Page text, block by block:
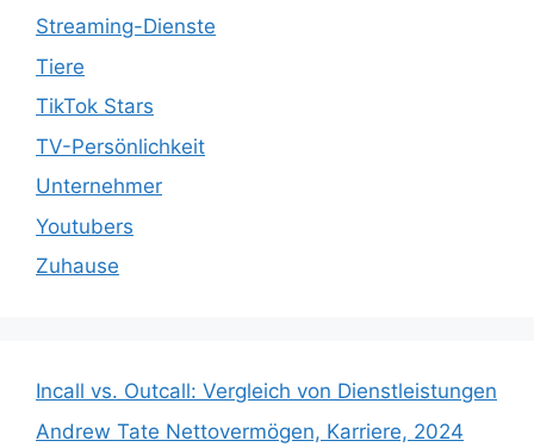
Streaming-Dienste
Tiere
TikTok Stars
TV-Persönlichkeit
Unternehmer
Youtubers
Zuhause
Incall vs. Outcall: Vergleich von Dienstleistungen
Andrew Tate Nettovermögen, Karriere, 2024